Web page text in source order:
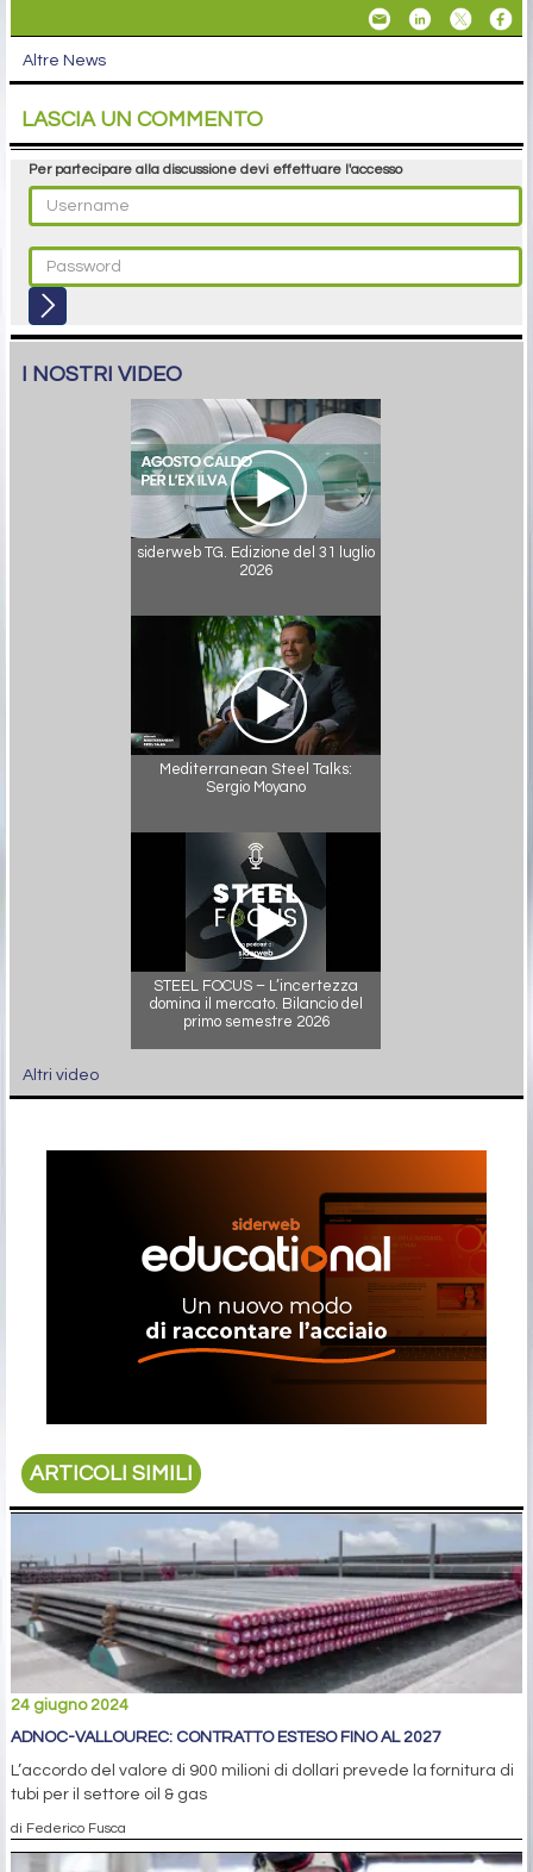
Altre News
LASCIA UN COMMENTO
Per partecipare alla discussione devi effettuare l'accesso
I NOSTRI VIDEO
siderweb TG. Edizione del 31 luglio
2026
Mediterranean Steel Talks:
Sergio Moyano
STEEL FOCUS – L’incertezza
domina il mercato. Bilancio del
primo semestre 2026
Altri video
ARTICOLI SIMILI
24 giugno 2024
ADNOC-VALLOUREC: CONTRATTO ESTESO FINO AL 2027
L’accordo del valore di 900 milioni di dollari prevede la fornitura di
tubi per il settore oil & gas
di Federico Fusca